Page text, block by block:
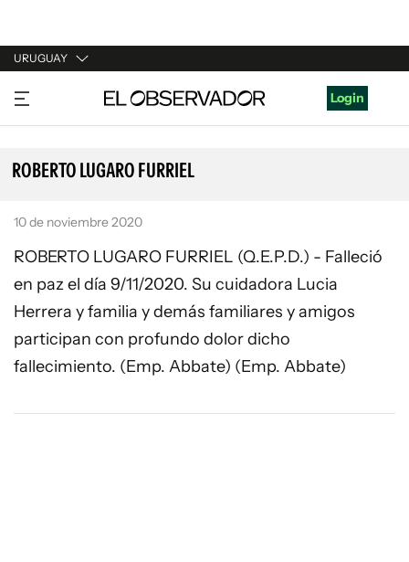
URUGUAY
URUGUAY
ARGENTINA
ESPAÑA
Login
ROBERTO LUGARO FURRIEL
10 de noviembre 2020
ROBERTO LUGARO FURRIEL (Q.E.P.D.) - Falleció
en paz el día 9/11/2020. Su cuidadora Lucia
Herrera y familia y demás familiares y amigos
participan con profundo dolor dicho
fallecimiento. (Emp. Abbate) (Emp. Abbate)